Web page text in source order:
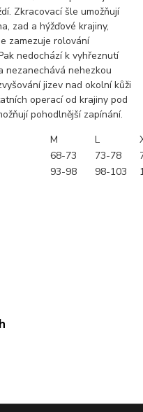
Zkracovací šle umožňují
zad a hýžďové krajiny,
zamezuje rolování
nedochází k vyhřeznutí
nezanechává nehezkou
jizev nad okolní kůži
operací od krajiny pod
pohodlnější zapínání.
M L
68-73 73-78
93-98 98-103